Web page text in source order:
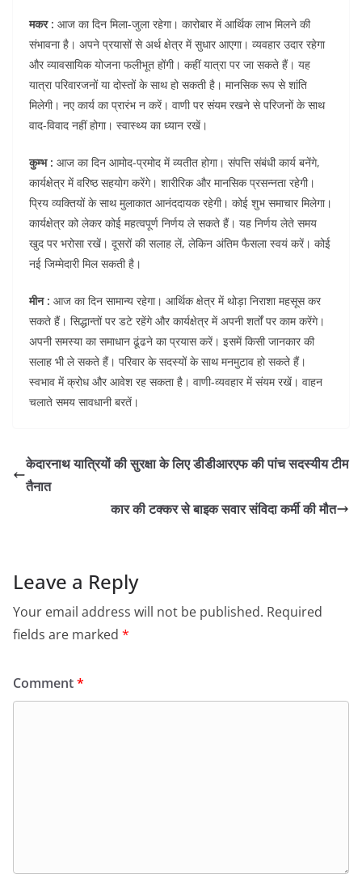
मकर : आज का दिन मिला-जुला रहेगा। कारोबार में आर्थिक लाभ मिलने की
संभावना है। अपने प्रयासों से अर्थ क्षेत्र में सुधार आएगा। व्यवहार उदार रहेगा
और व्यावसायिक योजना फलीभूत होंगी। कहीं यात्रा पर जा सकते हैं। यह
यात्रा परिवारजनों या दोस्तों के साथ हो सकती है। मानसिक रूप से शांति
मिलेगी। नए कार्य का प्रारंभ न करें। वाणी पर संयम रखने से परिजनों के साथ
वाद-विवाद नहीं होगा। स्वास्थ्य का ध्यान रखें।
कुम्भ : आज का दिन आमोद-प्रमोद में व्यतीत होगा। संपत्ति संबंधी कार्य बनेंगे,
कार्यक्षेत्र में वरिष्ठ सहयोग करेंगे। शारीरिक और मानसिक प्रसन्नता रहेगी।
प्रिय व्यक्तियों के साथ मुलाकात आनंददायक रहेगी। कोई शुभ समाचार मिलेगा।
कार्यक्षेत्र को लेकर कोई महत्वपूर्ण निर्णय ले सकते हैं। यह निर्णय लेते समय
खुद पर भरोसा रखें। दूसरों की सलाह लें, लेकिन अंतिम फैसला स्वयं करें। कोई
नई जिम्मेदारी मिल सकती है।
मीन : आज का दिन सामान्य रहेगा। आर्थिक क्षेत्र में थोड़ा निराशा महसूस कर
सकते हैं। सिद्धान्तों पर डटे रहेंगे और कार्यक्षेत्र में अपनी शर्तों पर काम करेंगे।
अपनी समस्या का समाधान ढूंढने का प्रयास करें। इसमें किसी जानकार की
सलाह भी ले सकते हैं। परिवार के सदस्यों के साथ मनमुटाव हो सकते हैं।
स्वभाव में क्रोध और आवेश रह सकता है। वाणी-व्यवहार में संयम रखें। वाहन
चलाते समय सावधानी बरतें।
केदारनाथ यात्रियों की सुरक्षा के लिए डीडीआरएफ की पांच सदस्यीय टीम
तैनात
कार की टक्कर से बाइक सवार संविदा कर्मी की मौत
Leave a Reply
Your email address will not be published. Required
fields are marked *
Comment*